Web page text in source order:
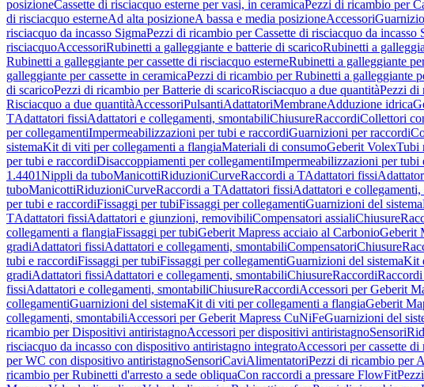
posizioneCassette di risciacquo esterne per vasi, in ceramicaPezzi di ricambio per
di risciacquo esterneAd alta posizioneA bassa e media posizioneAccessori
risciacquo da incasso SigmaPezzi di ricambio per Cassette di risciacquo da incasso
risciacquoAccessoriRubinetti a galleggiante e batterie di scaricoRubinetti a
Rubinetti a galleggiante per cassette di risciacquo esterneRubinetti a galleggiante
galleggiante per cassette in ceramicaPezzi di ricambio per Rubinetti a galleggiante
di scaricoPezzi di ricambio per Batterie di scaricoRisciacquo a due quantitàPezzi di
Risciacquo a due quantitàAccessoriPulsantiAdattatoriMembraneAdduzione idrica
TAdattatori fissiAdattatori e collegamenti, smontabiliChiusureRaccordiCollettori
per collegamentiImpermeabilizzazioni per tubi e raccordiGuarnizioni per raccordi
sistemaKit di viti per collegamenti a flangiaMateriali di consumoGeberit VolexTubi
per tubi e raccordiDisaccoppiamenti per collegamentiImpermeabilizzazioni per tubi
1.4401Nippli da tuboManicottiRiduzioniCurveRaccordi a TAdattatori fissi
tuboManicottiRiduzioniCurveRaccordi a TAdattatori fissiAdattatori e collegamenti,
per tubi e raccordiFissaggi per tubiFissaggi per collegamentiGuarnizioni del sistema
TAdattatori fissiAdattatori e giunzioni, removibiliCompensatori assialiChiusure
collegamenti a flangiaFissaggi per tubiGeberit Mapress acciaio al CarbonioGeberit
gradiAdattatori fissiAdattatori e collegamenti, smontabiliCompensatoriChiusure
tubi e raccordiFissaggi per tubiFissaggi per collegamentiGuarnizioni del sistemaKit
gradiAdattatori fissiAdattatori e collegamenti, smontabiliChiusureRaccordi
fissiAdattatori e collegamenti, smontabiliChiusureRaccordiAccessori per Geberit
collegamentiGuarnizioni del sistemaKit di viti per collegamenti a flangiaGeberit
collegamenti, smontabiliAccessori per Geberit Mapress CuNiFeGuarnizioni del
ricambio per Dispositivi antiristagnoAccessori per dispositivi antiristagnoSensori
risciacquo da incasso con dispositivo antiristagno integratoAccessori per cassette
per WC con dispositivo antiristagnoSensoriCaviAlimentatoriPezzi di ricambio per
ricambio per Rubinetti d'arresto a sede obliquaCon raccordi a pressare FlowFit